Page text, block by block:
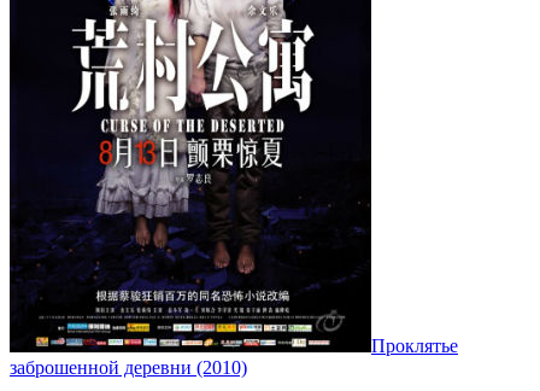
Проклятье
заброшенной деревни (2010)